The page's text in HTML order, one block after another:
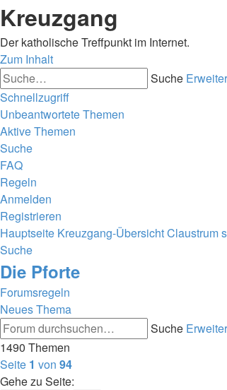
Kreuzgang
Der katholische Treffpunkt im Internet.
Zum Inhalt
Suche
Schnellzugriff
Unbeantwortete Themen
Aktive Themen
Suche
FAQ
Regeln
Anmelden
Registrieren
Hauptseite Kreuzgang-ÜbersichtClaustrum
Suche
Die Pforte
Forumsregeln
Neues Thema
Suche
1490 Themen
Seite 1 von 94
Gehe zu Seite: